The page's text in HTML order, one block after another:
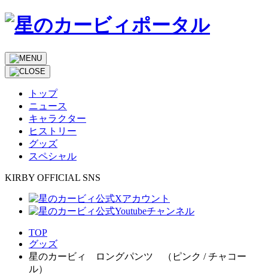
トップ
ニュース
キャラクター
ヒストリー
グッズ
スペシャル
KIRBY OFFICIAL SNS
TOP
グッズ
星のカービィ ロングパンツ （ピンク / チャコー
ル）